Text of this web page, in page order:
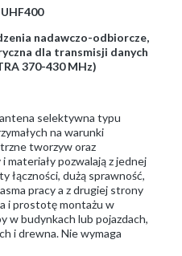
nadawczo-odbiorcze,
dla transmisji danych
370-430 MHz)
selektywna typu
na warunki
tworzyw oraz
pozwalają z jednej
łączności, dużą sprawność,
pracy a z drugiej strony
i prostotę montażu w
w budynkach lub pojazdach,
i drewna. Nie wymaga